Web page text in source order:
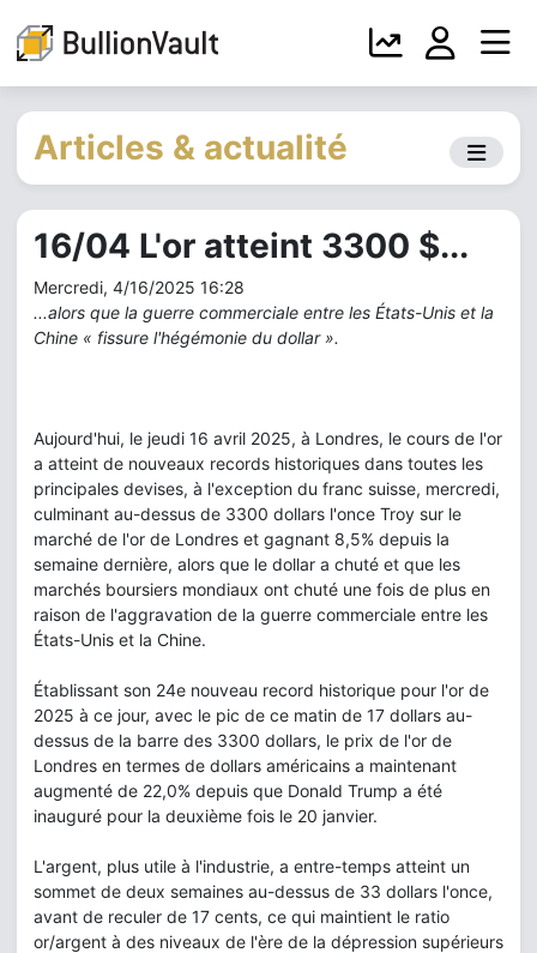
Articles & actualité
16/04 L'or atteint 3300 $...
Mercredi, 4/16/2025 16:28
...alors que la guerre commerciale entre les États-Unis et la
Chine « fissure l'hégémonie du dollar ».
Aujourd'hui, le jeudi 16 avril 2025, à Londres, le cours de l'or
a atteint de nouveaux records historiques dans toutes les
principales devises, à l'exception du franc suisse, mercredi,
culminant au-dessus de 3300 dollars l'once Troy sur le
marché de l'or de Londres et gagnant 8,5% depuis la
semaine dernière, alors que le dollar a chuté et que les
marchés boursiers mondiaux ont chuté une fois de plus en
raison de l'aggravation de la guerre commerciale entre les
États-Unis et la Chine.
Établissant son 24e nouveau record historique pour l'or de
2025 à ce jour, avec le pic de ce matin de 17 dollars au-
dessus de la barre des 3300 dollars, le prix de l'or de
Londres en termes de dollars américains a maintenant
augmenté de 22,0% depuis que Donald Trump a été
inauguré pour la deuxième fois le 20 janvier.
L'argent, plus utile à l'industrie, a entre-temps atteint un
sommet de deux semaines au-dessus de 33 dollars l'once,
avant de reculer de 17 cents, ce qui maintient le ratio
or/argent à des niveaux de l'ère de la dépression supérieurs